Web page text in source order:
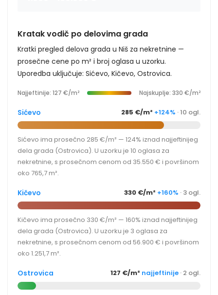
Kratak vodič po delovima grada
Kratki pregled delova grada u Niš za nekretnine —
prosečne cene po m² i broj oglasa u uzorku.
Uporedba uključuje: Sićevo, Kičevo, Ostrovica.
Najjeftinije: 127 €/m² Najskuplje: 330 €/m²
Sićevo 285 €/m² +124% · 10 ogl.
Sićevo ima prosečno 285 €/m² — 124% iznad najjeftinijeg
dela grada (Ostrovica). U uzorku je 10 oglasa za
nekretnine, s prosečnom cenom od 35.550 € i površinom
oko 765,7 m².
Kičevo 330 €/m² +160% · 3 ogl.
Kičevo ima prosečno 330 €/m² — 160% iznad najjeftinijeg
dela grada (Ostrovica). U uzorku je 3 oglasa za
nekretnine, s prosečnom cenom od 56.900 € i površinom
oko 1.251,7 m².
Ostrovica 127 €/m² najjeftinije · 2 ogl.